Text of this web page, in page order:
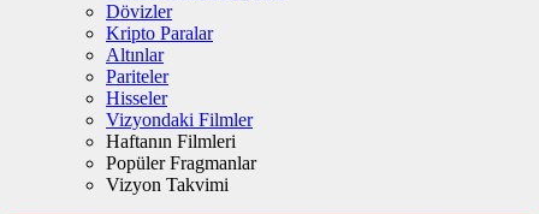
Dövizler
Kripto Paralar
Altınlar
Pariteler
Hisseler
Vizyondaki Filmler
Haftanın Filmleri
Popüler Fragmanlar
Vizyon Takvimi